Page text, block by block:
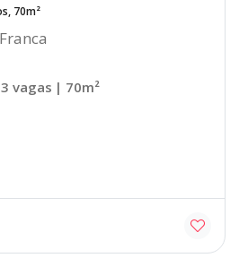
70m²
vagas | 70m²